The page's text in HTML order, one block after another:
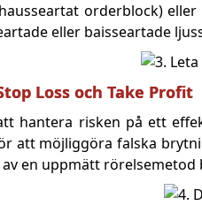
orderblock)
eller baisseartade
Loss och Take Profit
hantera risken på ett
att möjliggöra falska
en uppmätt